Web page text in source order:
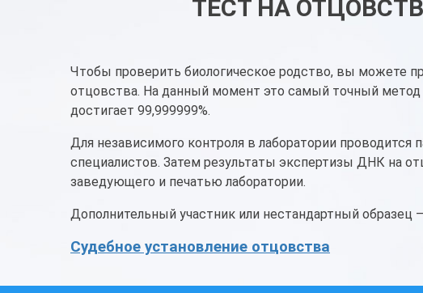
ТЕСТ НА
Чтобы проверить биологическое родство, вы можете
отцовства. На данный момент это самый точный
достигает 99,999999%.
Для независимого контроля в лаборатории проводится
специалистов. Затем результаты экспертизы ДНК на
заведующего и печатью лаборатории.
Дополнительный участник или нестандартный образец
Судебное установление отцовства